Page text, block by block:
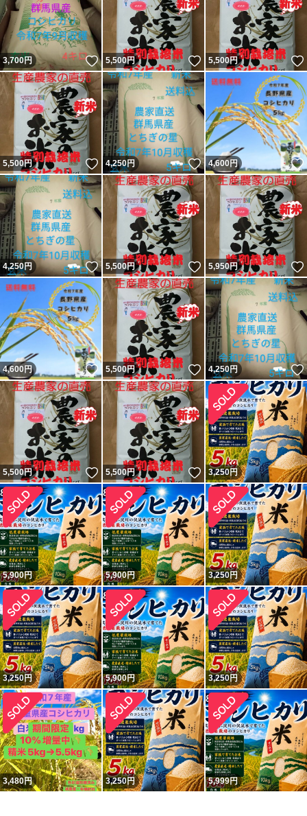
3,700円 いいね！
5,500円 いいね！
5,500円
5,500円 いいね！
4,250円 いいね！
4,600円
4,250円 いいね！
5,500円 いいね！
5,950円
4,600円 いいね！
5,500円 いいね！
4,250円
5,500円 いいね！
5,500円 いいね！
3,250円
5,900円 5,900円 3,250円
3,250円 5,900円 3,250円
3,480円 3,250円 5,999円